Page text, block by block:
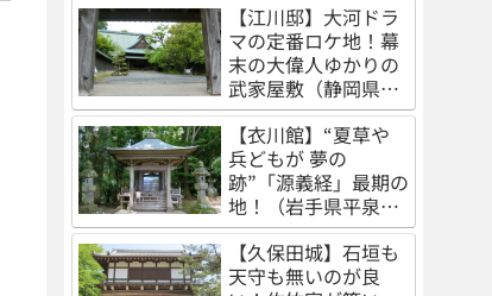
【江川邸】大河ドラ
マの定番ロケ地！幕
末の大偉人ゆかりの
武家屋敷（静岡県伊
豆の国市）
【衣川館】“夏草や
兵どもが 夢の
跡”「源義経」最期の
地！（岩手県平泉
町）
【久保田城】石垣も
天守も無いのが良